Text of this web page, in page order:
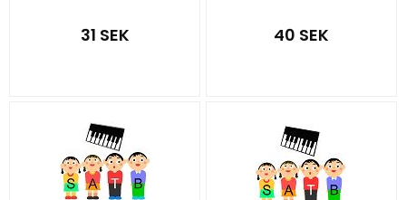
31 SEK 40 SEK